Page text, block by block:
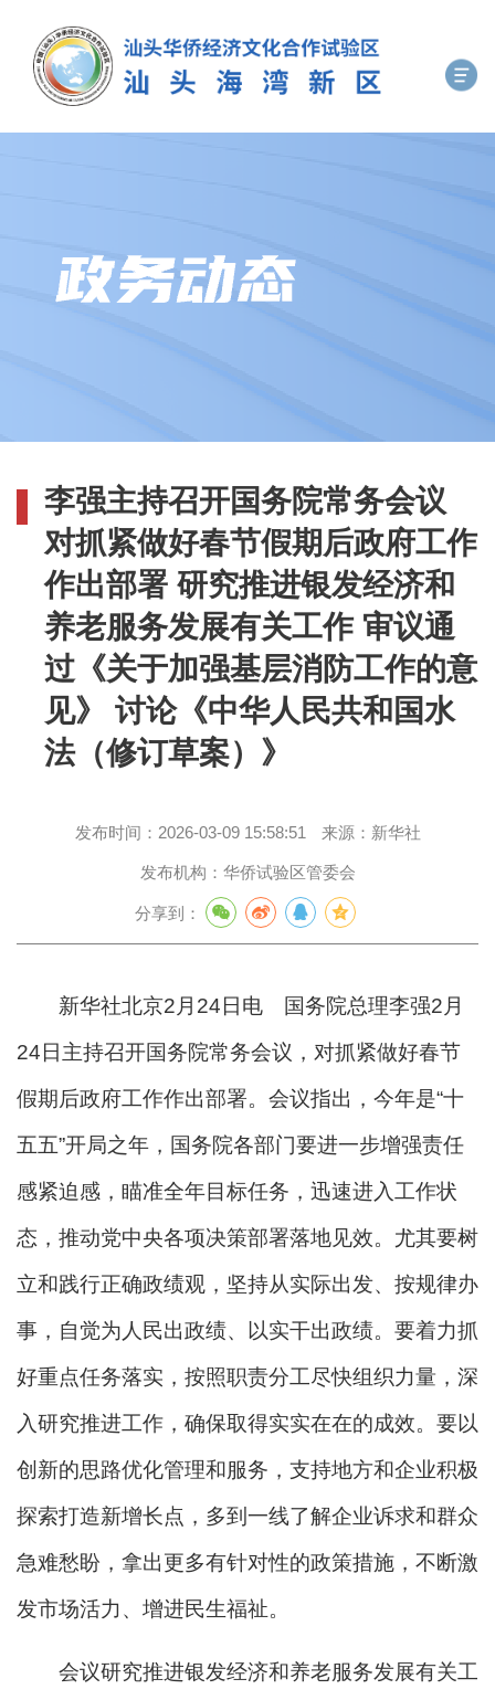
李强主持召开国务院常务会议
对抓紧做好春节假期后政府工作
作出部署 研究推进银发经济和
养老服务发展有关工作 审议通
过《关于加强基层消防工作的意
见》 讨论《中华人民共和国水
法（修订草案）》
发布时间： 2026-03-09 15:58:51 来源： 新华社
发布机构： 华侨试验区管委会
分享到：
新华社北京2月24日电 国务院总理李强2月
24日主持召开国务院常务会议，对抓紧做好春节
假期后政府工作作出部署。会议指出，今年是“十
五五”开局之年，国务院各部门要进一步增强责任
感紧迫感，瞄准全年目标任务，迅速进入工作状
态，推动党中央各项决策部署落地见效。尤其要树
立和践行正确政绩观，坚持从实际出发、按规律办
事，自觉为人民出政绩、以实干出政绩。要着力抓
好重点任务落实，按照职责分工尽快组织力量，深
入研究推进工作，确保取得实实在在的成效。要以
创新的思路优化管理和服务，支持地方和企业积极
探索打造新增长点，多到一线了解企业诉求和群众
急难愁盼，拿出更多有针对性的政策措施，不断激
发市场活力、增进民生福祉。
会议研究推进银发经济和养老服务发展有关工